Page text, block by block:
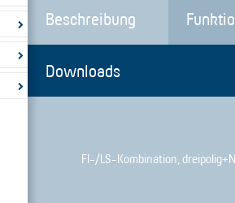
Beschreibung
Downloads
FI-/LS-Kombination,